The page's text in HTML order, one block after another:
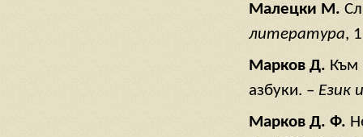
Малецки М.
литература,
Марков Д. Към
азбуки. – Език и
Марков Д. Ф.